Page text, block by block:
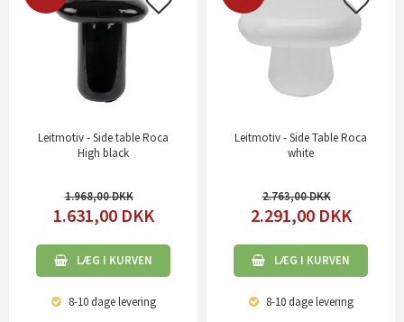
Leitmotiv - Side table Roca
High black
1.968,00
1.631,00 DKK
LÆG I KURVEN
8-10 dagelevering
Leitmotiv - Side Table Roca
white
2.763,00
2.291,00 DKK
LÆG I KURVEN
8-10 dagelevering